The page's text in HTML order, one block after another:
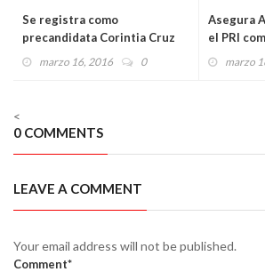
Se registra como
precandidata Corintia Cruz
Oregónmarzo 16, 2016 0
Asegura
el PRI
mejores
marzo
<
0 COMMENTS
LEAVE A COMMENT
Your email address will not be published.
Comment*